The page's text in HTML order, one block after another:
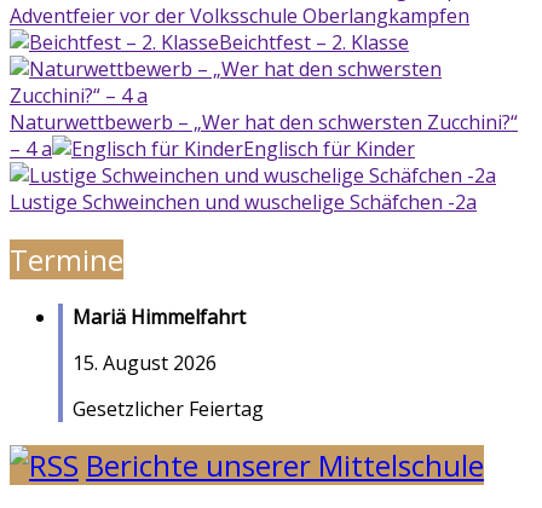
Adventfeier vor der Volksschule Oberlangkampfen
Beichtfest – 2. Klasse
Naturwettbewerb – „Wer hat den schwersten Zucchini?“
– 4 a
Englisch für Kinder
Lustige Schweinchen und wuschelige Schäfchen -2a
Termine
Mariä Himmelfahrt
15. August 2026
Gesetzlicher Feiertag
Berichte unserer Mittelschule